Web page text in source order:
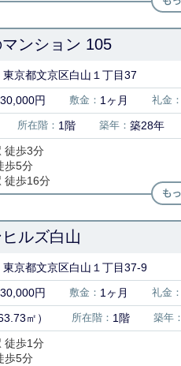
ンション 105
東京都文京区白山１丁目37
30,000円 敷金： 1ヶ月 礼金：
所在階： 1階 築年： 築28年
徒歩3分
歩5分
徒歩16分
ルズ白山
東京都文京区白山１丁目37-9
30,000円 敷金： 1ヶ月 礼金：
㎡） 所在階： 1階 築年：
徒歩1分
歩5分